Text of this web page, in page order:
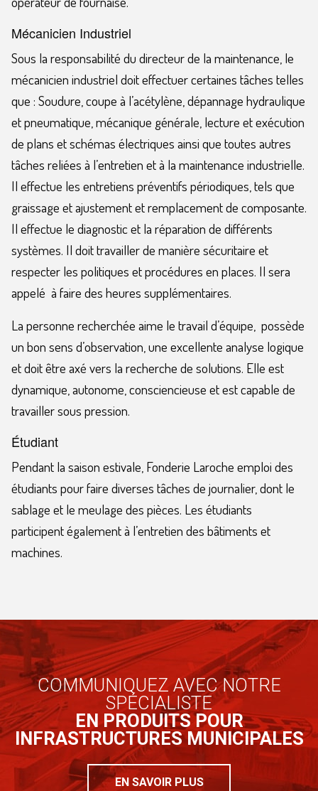
Mécanicien Industriel
Sous la responsabilité du directeur de la maintenance, le
mécanicien industriel doit effectuer certaines tâches telles
que : Soudure, coupe à l’acétylène, dépannage hydraulique
et pneumatique, mécanique générale, lecture et exécution
de plans et schémas électriques ainsi que toutes autres
tâches reliées à l’entretien et à la maintenance industrielle.
Il effectue les entretiens préventifs périodiques, tels que
graissage et ajustement et remplacement de composante.
Il effectue le diagnostic et la réparation de différents
systèmes. Il doit travailler de manière sécuritaire et
respecter les politiques et procédures en places. Il sera
appelé à faire des heures supplémentaires.
La personne recherchée aime le travail d’équipe, possède
un bon sens d’observation, une excellente analyse logique
et doit être axé vers la recherche de solutions. Elle est
dynamique, autonome, consciencieuse et est capable de
travailler sous pression.
Étudiant
Pendant la saison estivale, Fonderie Laroche emploi des
étudiants pour faire diverses tâches de journalier, dont le
sablage et le meulage des pièces. Les étudiants
participent également à l’entretien des bâtiments et
machines.
COMMUNIQUEZ AVEC NOTRE
SPÉCIALISTE
EN PRODUITS POUR
INFRASTRUCTURES MUNICIPALES
EN SAVOIR PLUS